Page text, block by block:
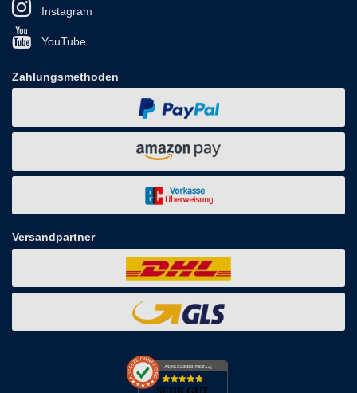
Instagram
YouTube
Zahlungsmethoden
Versandpartner
AUSGEZEICHNET.org